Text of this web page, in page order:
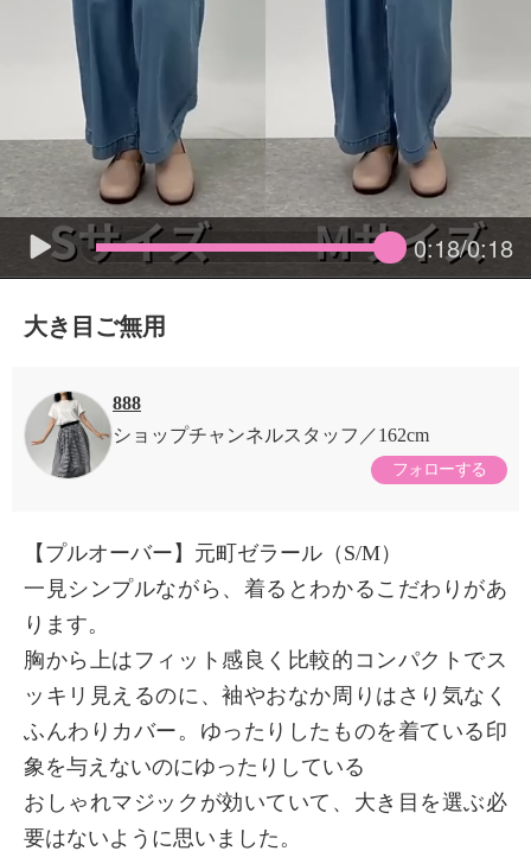
0:18/0:18
大き目ご無用
888
ショップチャンネルスタッフ
162cm
フォローする
【プルオーバー】元町ゼラール（S/M）
一見シンプルながら、着るとわかるこだわりがあ
ります。
胸から上はフィット感良く比較的コンパクトでス
ッキリ見えるのに、袖やおなか周りはさり気なく
ふんわりカバー。ゆったりしたものを着ている印
象を与えないのにゆったりしている
おしゃれマジックが効いていて、大き目を選ぶ必
要はないように思いました。